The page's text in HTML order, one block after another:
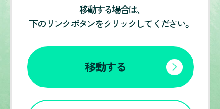
移動する場合は、
下のリンクボタンをクリックしてください。
移動する